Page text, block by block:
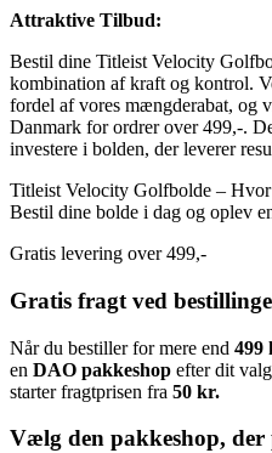
Attraktive Tilbud:
Bestil dine Titleist Velocity
kombination af kraft og kontrol.
fordel af vores mængderabat, og
Danmark for ordrer over 499,-.
investere i bolden, der leverer
Titleist Velocity Golfbolde –
Bestil dine bolde i dag og oplev
Gratis levering over 499,-
Gratis fragt ved
Når du bestiller for mere end 499
en DAO pakkeshop efter dit
starter fragtprisen fra 50 kr.
Vælg den pakkeshop, der